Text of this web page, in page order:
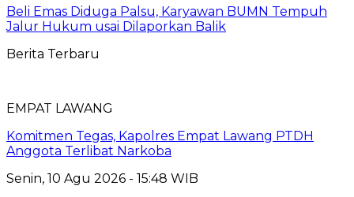
Beli Emas Diduga Palsu, Karyawan BUMN Tempuh
Jalur Hukum usai Dilaporkan Balik
Berita Terbaru
EMPAT LAWANG
Komitmen Tegas, Kapolres Empat Lawang PTDH
Anggota Terlibat Narkoba
Senin, 10 Agu 2026 - 15:48 WIB